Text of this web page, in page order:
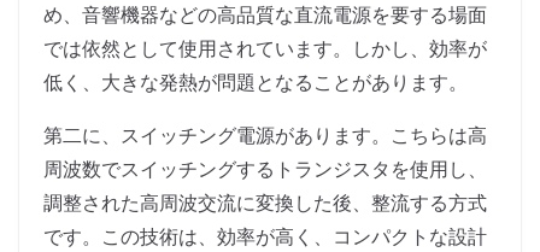
め、音響機器などの高品質な直流電源を要する場面
では依然として使用されています。しかし、効率が
低く、大きな発熱が問題となることがあります。
第二に、スイッチング電源があります。こちらは高
周波数でスイッチングするトランジスタを使用し、
調整された高周波交流に変換した後、整流する方式
です。この技術は、効率が高く、コンパクトな設計